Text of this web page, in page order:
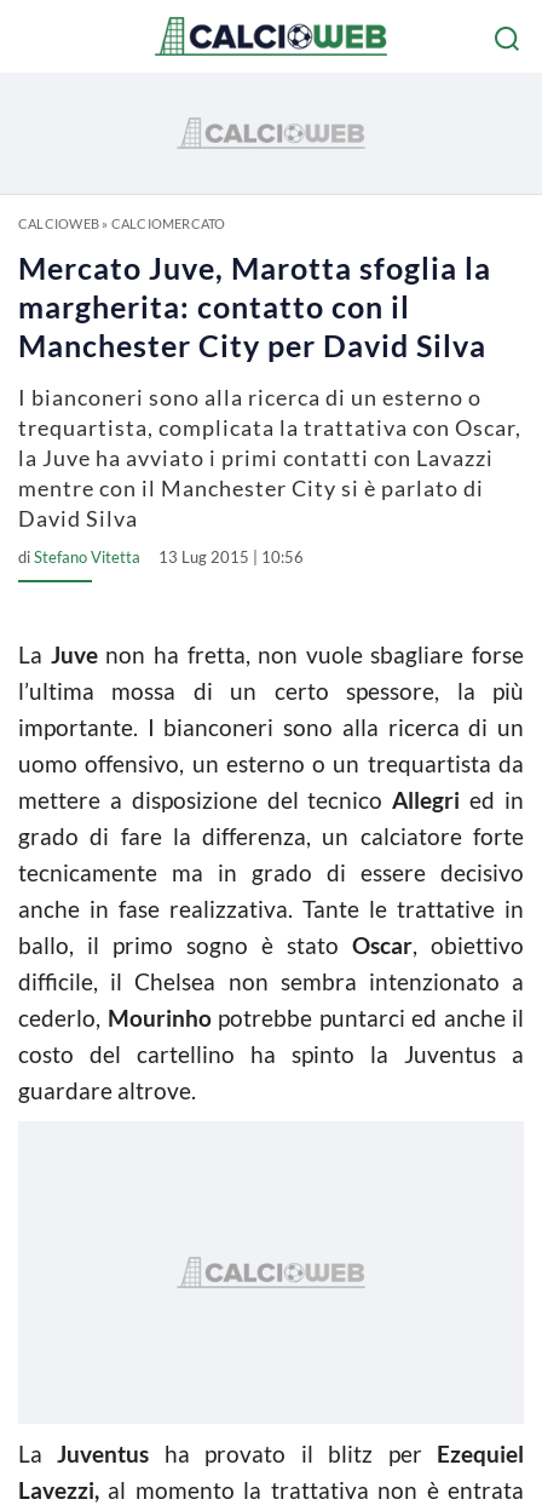
CALCIOWEB» CALCIOMERCATO
Mercato Juve, Marotta sfoglia la
margherita: contatto con il
Manchester City per David Silva
I bianconeri sono alla ricerca di un esterno o
trequartista, complicata la trattativa con Oscar,
la Juve ha avviato i primi contatti con Lavazzi
mentre con il Manchester City si è parlato di
David Silva
diStefano Vitetta 13 Lug 2015 | 10:56
La Juvenon ha fretta, non vuole sbagliare forse
l’ultima mossa di un certo spessore, la più
importante. I bianconeri sono alla ricerca di un
uomo offensivo, un esterno o un trequartista da
mettere a disposizione del tecnicoAllegri ed in
grado di fare la differenza, un calciatore forte
tecnicamente ma in grado di essere decisivo
anche in fase realizzativa. Tante le trattative in
ballo, il primo sogno è stato Oscar, obiettivo
difficile, il Chelsea non sembra intenzionato a
cederlo, Mourinhopotrebbe puntarci ed anche il
costo del cartellino ha spinto la Juventus a
guardare altrove.
LaJuventus ha provato il blitz per Ezequiel
Lavezzi, al momento la trattativa non è entrata